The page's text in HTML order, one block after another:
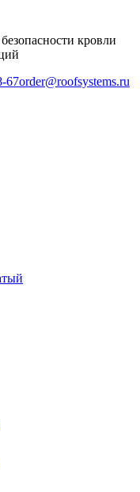
кровли
67order@roofsystems.ru